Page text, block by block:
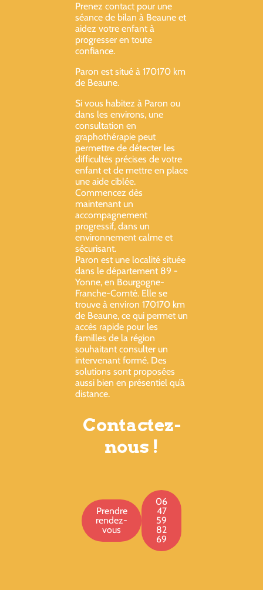
Prenez contact pour une
séance de bilan à Beaune et
aidez votre enfant à
progresser en toute
confiance.
Paron est situé à 170170 km
de Beaune.
Si vous habitez à Paron ou
dans les environs, une
consultation en
graphothérapie peut
permettre de détecter les
difficultés précises de votre
enfant et de mettre en place
une aide ciblée.
Commencez dès
maintenant un
accompagnement
progressif, dans un
environnement calme et
sécurisant.
Paron est une localité située
dans le département 89 -
Yonne, en Bourgogne-
Franche-Comté. Elle se
trouve à environ 170170 km
de Beaune, ce qui permet un
accès rapide pour les
familles de la région
souhaitant consulter un
intervenant formé. Des
solutions sont proposées
aussi bien en présentiel qu’à
distance.
Contactez-
nous !
Prendre
rendez-
vous
06
47
59
82
69